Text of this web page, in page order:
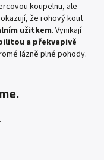
koupelnu, ale
že rohový kout
užitkem. Vynikají
a překvapivě
lázně plné pohody.